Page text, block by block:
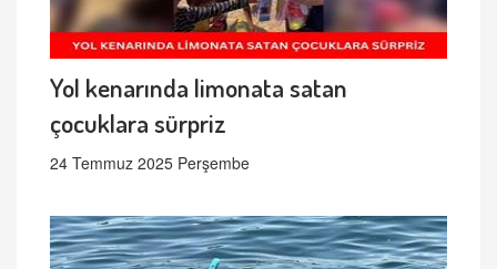
Yol kenarında limonata satan
çocuklara sürpriz
24 Temmuz 2025 Perşembe